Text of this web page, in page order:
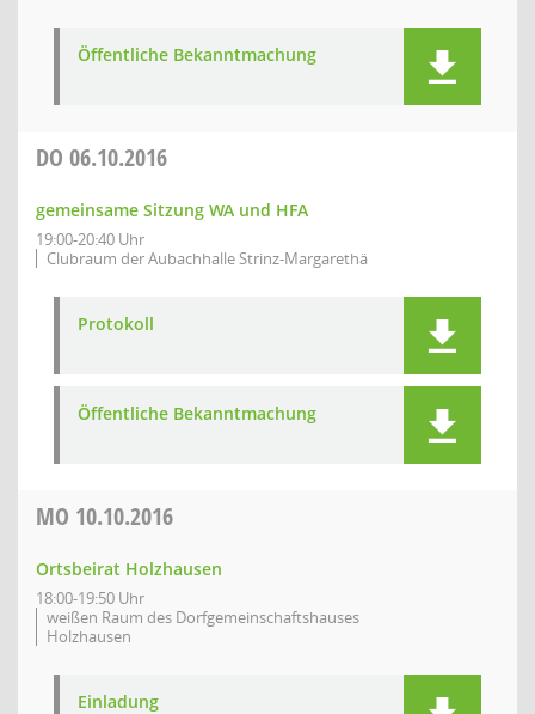
Öffentliche Bekanntmachung
DO 06.10.2016
gemeinsame Sitzung WA und HFA
19:00-20:40 Uhr
Clubraum der Aubachhalle Strinz-Margarethä
Protokoll
Öffentliche Bekanntmachung
MO 10.10.2016
Ortsbeirat Holzhausen
18:00-19:50 Uhr
weißen Raum des Dorfgemeinschaftshauses
Holzhausen
Einladung